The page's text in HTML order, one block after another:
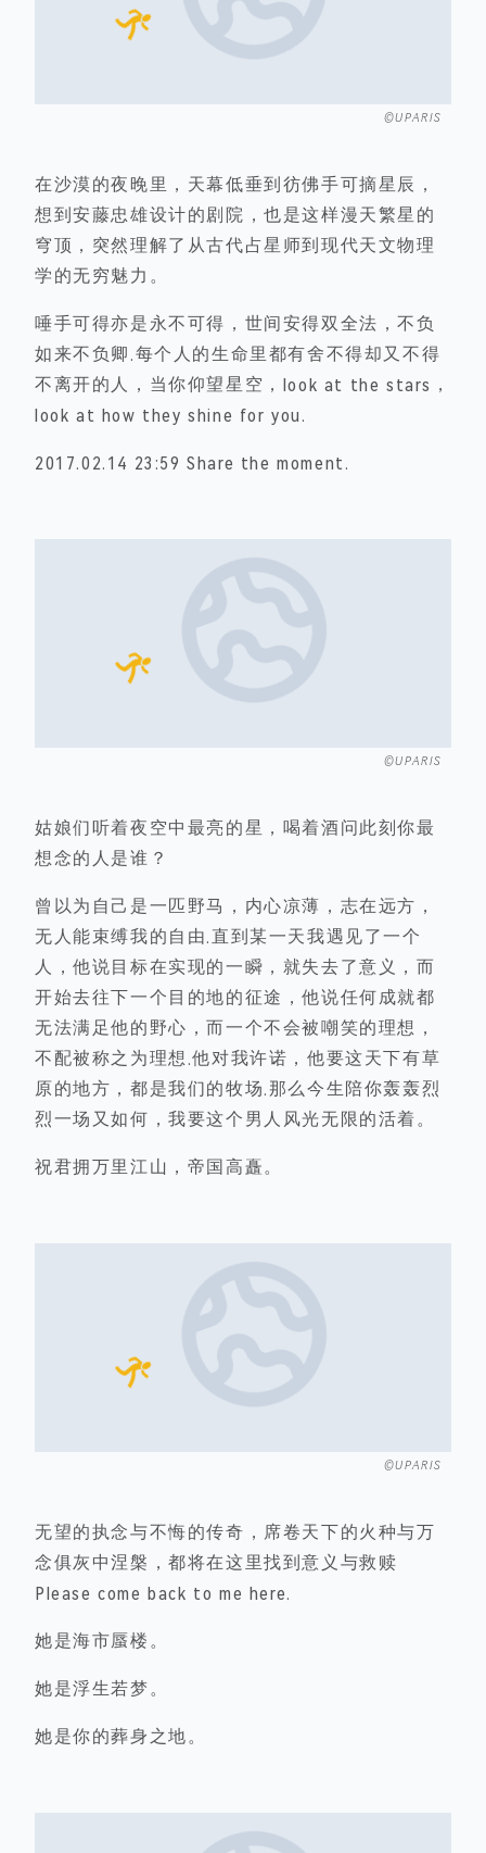
©UPARIS
在沙漠的夜晚里，天幕低垂到彷佛手可摘星辰，
想到安藤忠雄设计的剧院，也是这样漫天繁星的
穹顶，突然理解了从古代占星师到现代天文物理
学的无穷魅力。
唾手可得亦是永不可得，世间安得双全法，不负
如来不负卿.每个人的生命里都有舍不得却又不得
不离开的人，当你仰望星空，look at the stars，
look at how they shine for you.
2017.02.14 23:59 Share the moment.
©UPARIS
姑娘们听着夜空中最亮的星，喝着酒问此刻你最
想念的人是谁？
曾以为自己是一匹野马，内心凉薄，志在远方，
无人能束缚我的自由.直到某一天我遇见了一个
人，他说目标在实现的一瞬，就失去了意义，而
开始去往下一个目的地的征途，他说任何成就都
无法满足他的野心，而一个不会被嘲笑的理想，
不配被称之为理想.他对我许诺，他要这天下有草
原的地方，都是我们的牧场.那么今生陪你轰轰烈
烈一场又如何，我要这个男人风光无限的活着。
祝君拥万里江山，帝国高矗。
©UPARIS
无望的执念与不悔的传奇，席卷天下的火种与万
念俱灰中涅槃，都将在这里找到意义与救赎
Please come back to me here.
她是海市蜃楼。
她是浮生若梦。
她是你的葬身之地。